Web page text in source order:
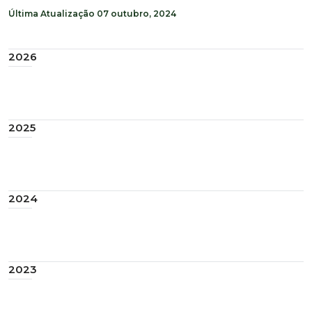
Última Atualização 07 outubro, 2024
2026
2025
2024
2023